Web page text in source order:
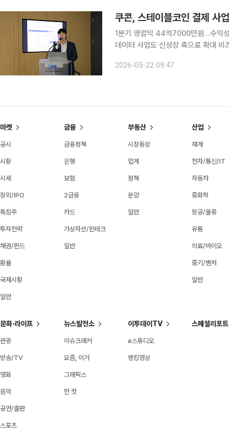
1분기 영업익 44억7000만원…수익
데이터 사업도 신성장 축으로 확대 비즈니스 데이터 플랫폼 기업 쿠콘이 글로벌 결제와 스테이블코
경영 실적과 하반기 사업 전략을 공개
2026-05-22 09:47
마켓
공시
시황
시세
장외/IPO
특징주
투자전략
채권/펀드
환율
국제시황
일반
금융
금융정책
은행
보험
2금융
카드
가상자산/핀테크
일반
부동산
시장동향
업계
정책
분양
일반
산업
재계
전자/통신/IT
자동차
중화학
항공/물류
유통
의료/바이오
중기/벤처
일반
문화·라이프
관광
방송/TV
영화
음악
공연/출판
스포츠
뉴스발전소
이슈크래커
요즘, 이거
그래픽스
한 컷
이투데이TV
e스튜디오
랭킹영상
스페셜리포트